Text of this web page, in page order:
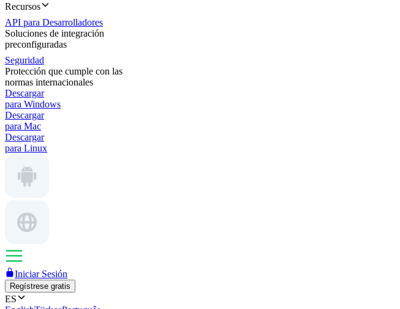
Recursos
API para Desarrolladores
Soluciones de integración
preconfiguradas
Seguridad
Protección que cumple con las
normas internacionales
Descargar
para Windows
Descargar
para Mac
Descargar
para Linux
Iniciar Sesión
Regístrese gratis
ES